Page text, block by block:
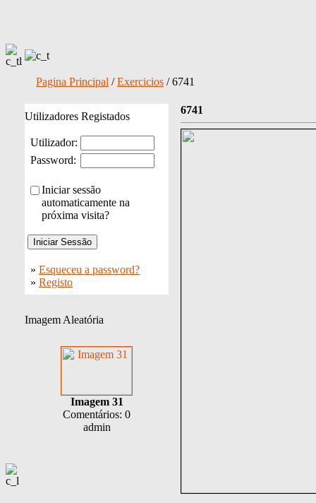
Pagina Principal /Exercicios / 6741
Utilizadores Registados
Utilizador:
Password:
Iniciar sessão
automaticamente na
próxima visita?
» Esqueceu a password?
» Registo
Imagem Aleatória
Imagem 31
Comentários: 0
admin
6741